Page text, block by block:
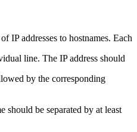
IP addresses to hostnames. Each
line. The IP address should
by the corresponding
should be separated by at least